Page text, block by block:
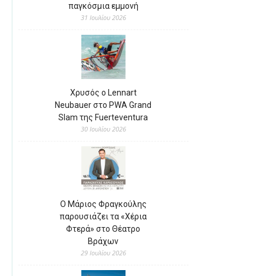
παγκόσμια εμμονή
31 Ιουλίου 2026
Χρυσός ο Lennart
Neubauer στο PWA Grand
Slam της Fuerteventura
30 Ιουλίου 2026
Ο Μάριος Φραγκούλης
παρουσιάζει τα «Χέρια
Φτερά» στο Θέατρο
Βράχων
29 Ιουλίου 2026